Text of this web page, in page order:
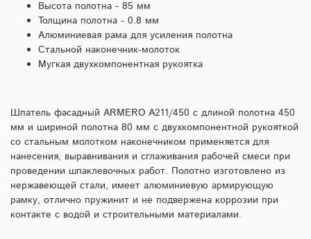
Высота полотна - 85 мм
Толщина полотна - 0.8 мм
Алюминиевая рама для усиления полотна
Стальной наконечник-молоток
Мугкая двухкомпонентная рукоятка
Шпатель фасадный ARMERO A211/450 с длиной полотна 450
мм и шириной полотна 80 мм с двухкомпонентной рукояткой
со стальным молотком наконечником применяется для
нанесения, выравнивания и сглаживания рабочей смеси при
проведении шпаклевочных работ. Полотно изготовлено из
нержавеющей стали, имеет алюминиевую армирующую
рамку, отлично пружинит и не подвержена коррозии при
контакте с водой и строительными материалами.